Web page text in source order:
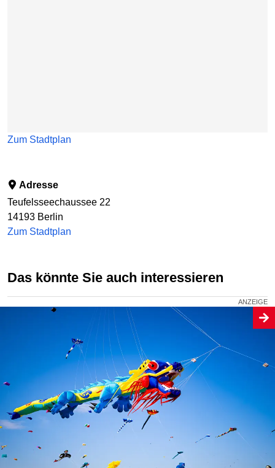
Zum Stadtplan
Adresse
Teufelsseechaussee 22
14193 Berlin
Zum Stadtplan
Das könnte Sie auch interessieren